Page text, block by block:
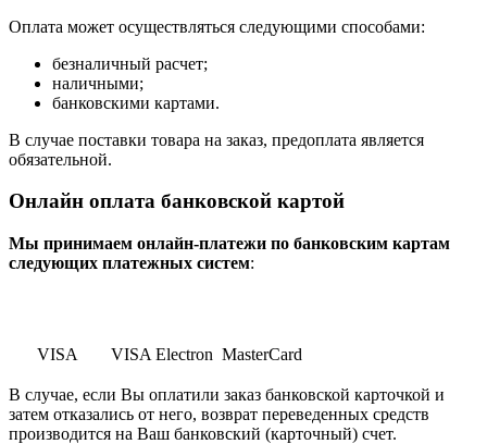
Оплата может осуществляться следующими способами:
безналичный расчет;
наличными;
банковскими картами.
В случае поставки товара на заказ, предоплата является
обязательной.
Онлайн оплата банковской картой
Мы принимаем онлайн-платежи по банковским картам
cледующих платежных систем:
VISA VISA Electron MasterCard
В случае, если Вы оплатили заказ банковской карточкой и
затем отказались от него, возврат переведенных средств
производится на Ваш банковский (карточный) счет.